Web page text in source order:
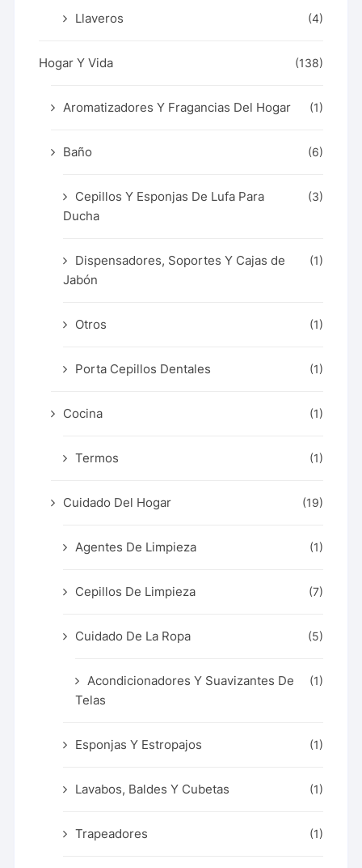
Llaveros (4)
Hogar Y Vida (138)
Aromatizadores Y Fragancias Del Hogar (1)
Baño (6)
Cepillos Y Esponjas De Lufa Para
Ducha
(3)
Dispensadores, Soportes Y Cajas de
Jabón
(1)
Otros (1)
Porta Cepillos Dentales (1)
Cocina (1)
Termos (1)
Cuidado Del Hogar (19)
Agentes De Limpieza (1)
Cepillos De Limpieza (7)
Cuidado De La Ropa (5)
Acondicionadores Y Suavizantes De
Telas
(1)
Esponjas Y Estropajos (1)
Lavabos, Baldes Y Cubetas (1)
Trapeadores (1)